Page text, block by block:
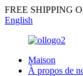
FREE SHIPPING
English
Maison
À propos de